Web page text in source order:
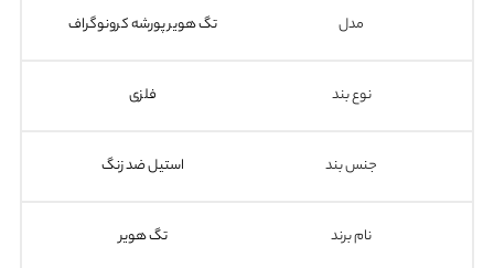
مدل تگ هویر پورشه کرونوگراف
نوع بند فلزی
جنس بند استیل ضد زنگ
نام برند تگ هویر